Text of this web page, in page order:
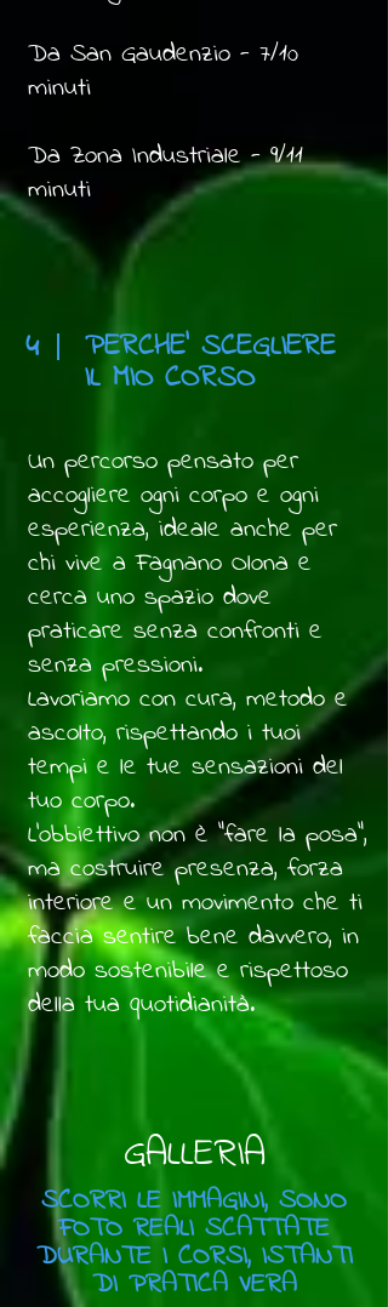
Da San Gaudenzio - 7/10
minuti
Da Zona Industriale - 9/11
minuti
4 PERCHE' SCEGLIERE
IL MIO CORSO
Un percorso pensato per
accogliere ogni corpo e ogni
esperienza, ideale anche per
chi vive a Fagnano Olona e
cerca uno spazio dove
praticare senza confronti e
senza pressioni.
Lavoriamo con cura, metodo e
ascolto, rispettando i tuoi
tempi e le tue sensazioni del
tuo corpo.
L'obbiettivo non è "fare la posa",
ma costruire presenza, forza
interiore e un movimento che ti
faccia sentire bene davvero, in
modo sostenibile e rispettoso
della tua quotidianità.
GALLERIA
SCORRI LE IMMAGINI, SONO
FOTO REALI SCATTATE
DURANTE I CORSI, ISTANTI
DI PRATICA VERA